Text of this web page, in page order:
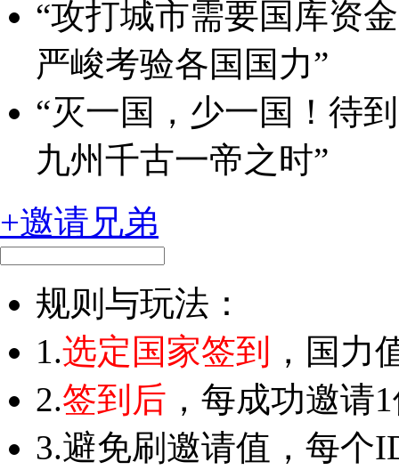
“攻打城市需要国库资
严峻考验各国国力”
“灭一国，少一国！待
九州千古一帝之时”
+邀请兄弟
规则与玩法：
1.选定国家签到
，国力
2.签到后 ，每成功邀请
3.避免刷邀请值，每个